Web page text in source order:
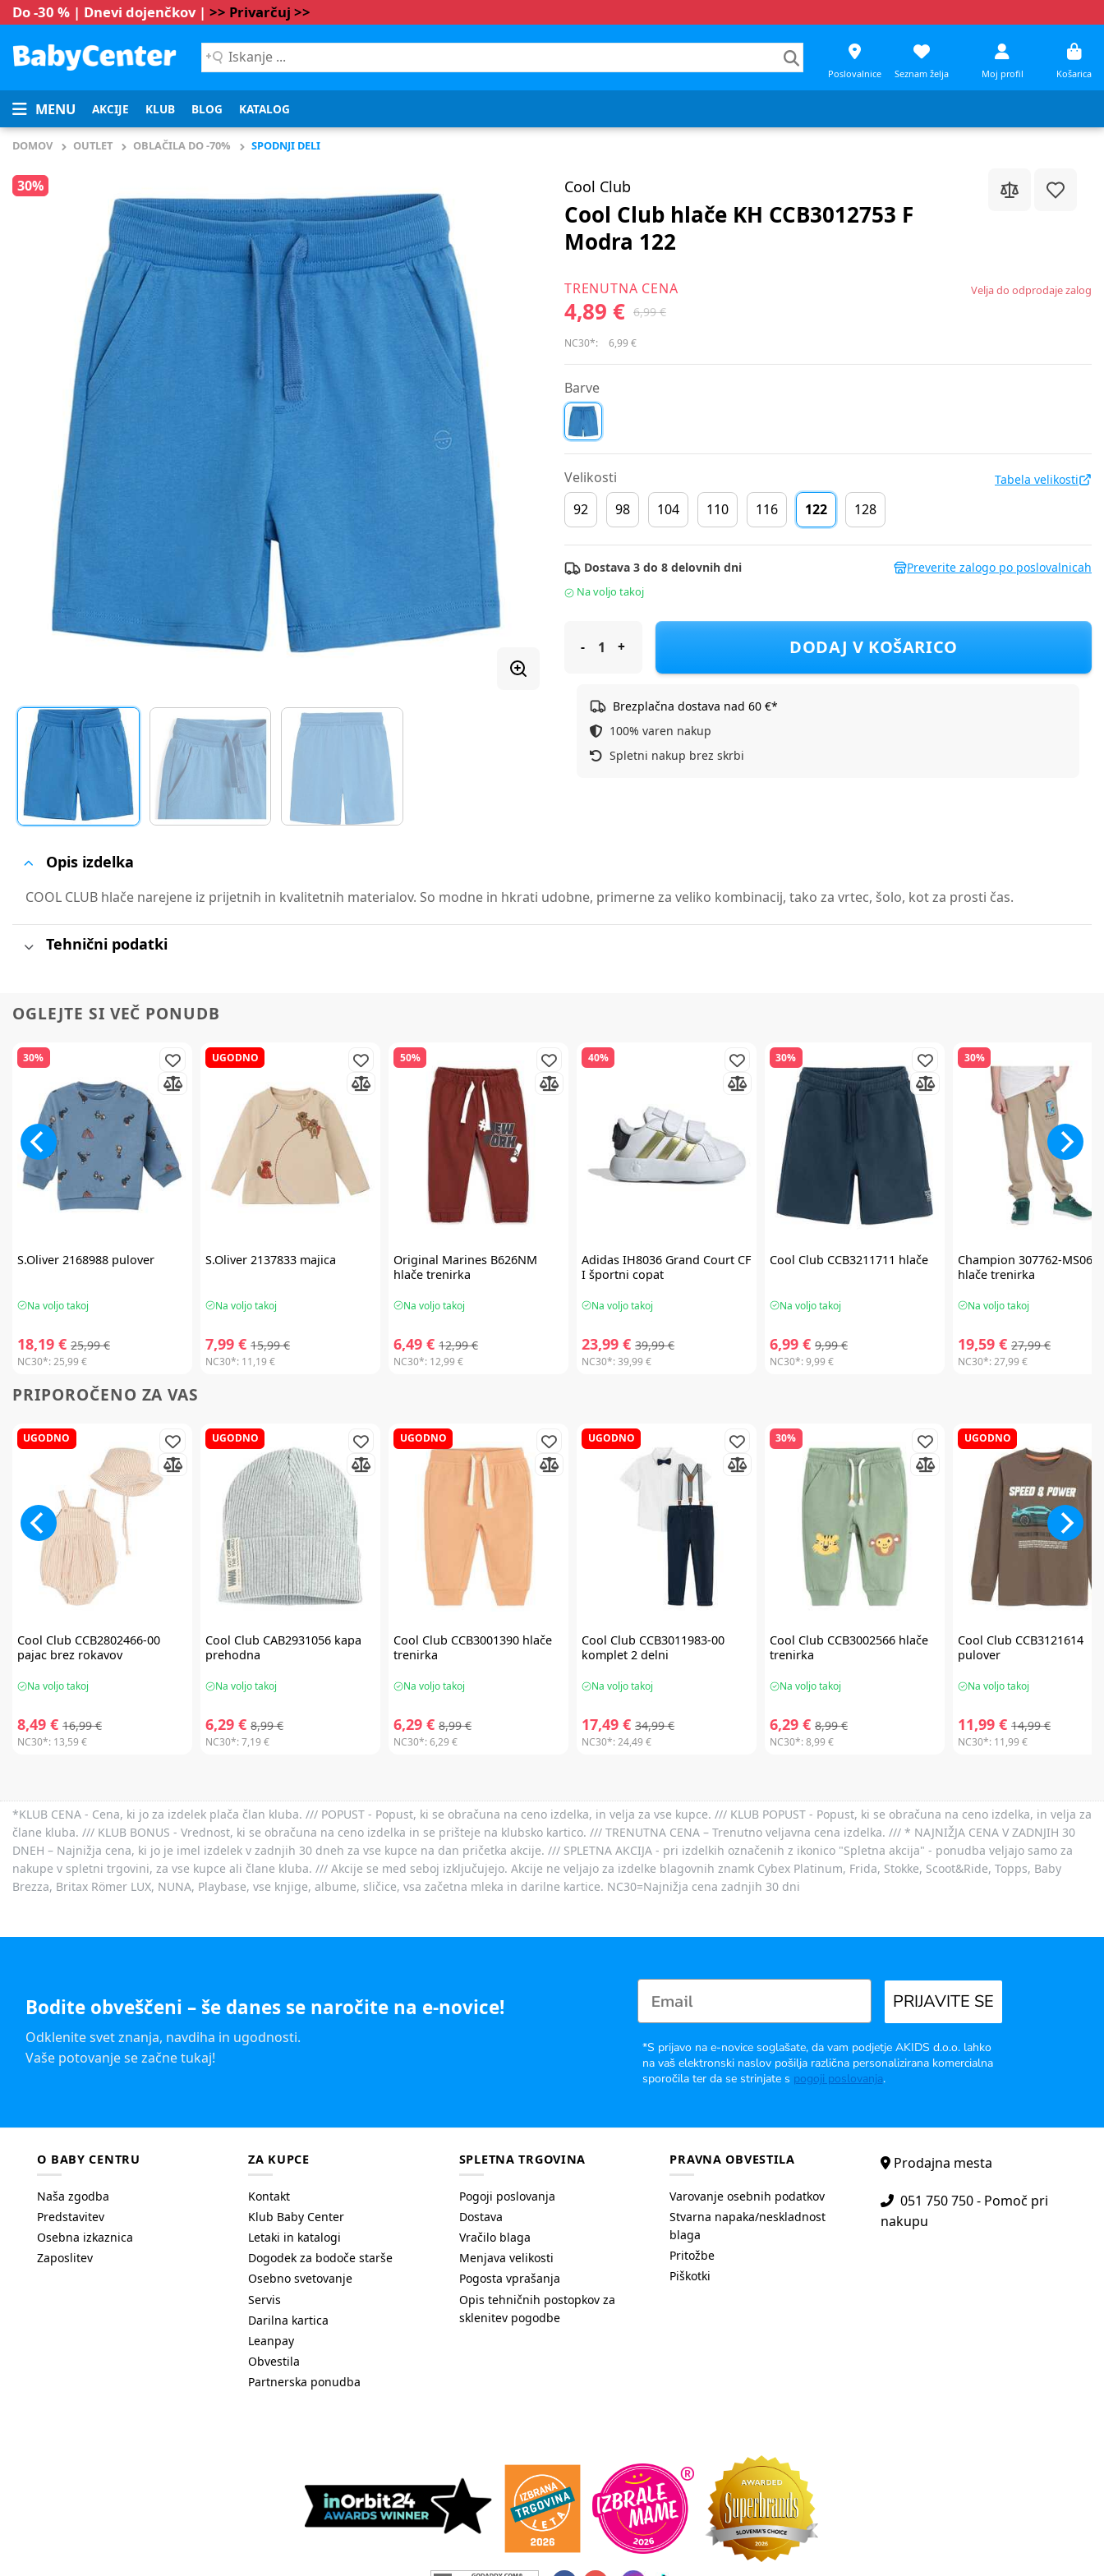
Do -30 % | Dnevi dojenčkov | >> Privarčuj >>
Iskanje
...
Poslovalnice Seznam želja Moj profil Košarica
MENU AKCIJE KLUB BLOG KATALOG
DOMOV OUTLET OBLAČILA DO -70% SPODNJI DELI
30% Cool Club
Cool Club hlače KH CCB3012753 F
Modra 122
TRENUTNA CENA
4,89 € 6,99 €
Velja do odprodaje zalog
NC30*: 6,99 €
Barve
Velikosti Tabela velikosti
92 98 104 110 116 122 128
Dostava 3 do 8 delovnih dni Preverite zalogo po poslovalnicah
Na voljo takoj
Cool Club hlače KH CCB3012753 F Modra 122
DODAJ V KOŠARICO
Brezplačna dostava nad 60 €*
100% varen nakup
Spletni nakup brez skrbi
Opis izdelka
COOL CLUB hlače narejene iz prijetnih in kvalitetnih materialov. So modne in hkrati udobne, primerne za veliko kombinacij, tako za vrtec, šolo, kot za prosti čas.
Tehnični podatki
OGLEJTE SI VEČ PONUDB
30%
S.Oliver2168988 pulover
Na voljo takoj
18,19 € 25,99 €
NC30*:25,99 €
UGODNO
S.Oliver 2137833 majica
Na voljo takoj
7,99 € 15,99 €
NC30*: 11,19 €
50%
Original Marines B626NM
hlače trenirka
Na voljo takoj
6,49 € 12,99 €
NC30*: 12,99 €
40%
Adidas IH8036 Grand Court CF
I športni copat
Na voljo takoj
23,99 € 39,99 €
NC30*:39,99 €
30%
Cool Club CCB3211711 hlače
Na voljo takoj
6,99 € 9,99 €
NC30*:9,99 €
30%
Champion 307762-MS069
hlače trenirka
Na voljo takoj
19,59 € 27,99 €
NC30*:27,99 €
PRIPOROČENO ZA VAS
UGODNO
Cool Club CCB2802466-00
pajac brez rokavov
Na voljo takoj
8,49 € 16,99 €
NC30*: 13,59 €
UGODNO
Cool Club CAB2931056 kapa
prehodna
Na voljo takoj
6,29 € 8,99 €
NC30*:7,19 €
UGODNO
Cool Club CCB3001390 hlače
trenirka
Na voljo takoj
6,29 € 8,99 €
NC30*:6,29 €
UGODNO
Cool Club CCB3011983-00
komplet 2 delni
Na voljo takoj
17,49 € 34,99 €
NC30*:24,49 €
30%
Cool Club CCB3002566 hlače
trenirka
Na voljo takoj
6,29 € 8,99 €
NC30*:8,99 €
UGODNO
Cool Club CCB3121614
pulover
Na voljo takoj
11,99 € 14,99 €
NC30*: 11,99 €
*KLUB CENA - Cena, ki jo za izdelek plača član kluba. /// POPUST - Popust, ki se obračuna na ceno izdelka, in velja za vse kupce. /// KLUB POPUST - Popust, ki se obračuna na ceno izdelka, in velja za
člane kluba. /// KLUB BONUS - Vrednost, ki se obračuna na ceno izdelka in se prišteje na klubsko kartico. /// TRENUTNA CENA – Trenutno veljavna cena izdelka. /// * NAJNIŽJA CENA V ZADNJIH 30
DNEH – Najnižja cena, ki jo je imel izdelek v zadnjih 30 dneh za vse kupce na dan pričetka akcije. /// SPLETNA AKCIJA - pri izdelkih označenih z ikonico "Spletna akcija" - ponudba veljajo samo za
nakupe v spletni trgovini, za vse kupce ali člane kluba. /// Akcije se med seboj izključujejo. Akcije ne veljajo za izdelke blagovnih znamk Cybex Platinum, Frida, Stokke, Scoot&Ride, Topps, Baby
Brezza, Britax Römer LUX, NUNA, Playbase, vse knjige, albume, sličice, vsa začetna mleka in darilne kartice. NC30=Najnižja cena zadnjih 30 dni
Bodite obveščeni – še danes se naročite na e-novice!
Odklenite svet znanja, navdiha in ugodnosti.
Vaše potovanje se začne tukaj!
PRIJAVITE SE
*S prijavo na e-novice soglašate, da vam podjetje AKIDS d.o.o. lahko
na vaš elektronski naslov pošilja različna personalizirana komercialna
sporočila ter da se strinjate s pogoji poslovanja.
O BABY CENTRU
Naša zgodba
Predstavitev
Osebna izkaznica
Zaposlitev
ZA KUPCE
Kontakt
Klub Baby Center
Letaki in katalogi
Dogodek za bodoče starše
Osebno svetovanje
Servis
Darilna kartica
Leanpay
Obvestila
Partnerska ponudba
SPLETNA TRGOVINA
Pogoji poslovanja
Dostava
Vračilo blaga
Menjava velikosti
Pogosta vprašanja
Opis tehničnih postopkov za
sklenitev pogodbe
PRAVNA OBVESTILA
Varovanje osebnih podatkov
Stvarna napaka/neskladnost
blaga
Pritožbe
Piškotki
Prodajna mesta
051 750 750 - Pomoč pri
nakupu